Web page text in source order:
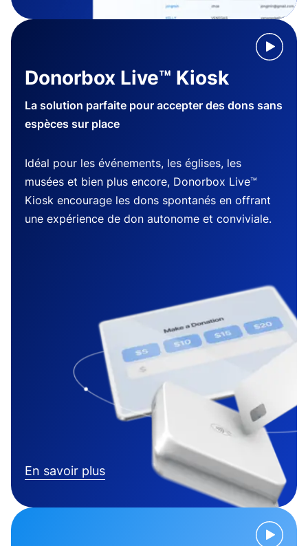
Donorbox Live™ Kiosk
La solution parfaite pour accepter des dons sans
espèces sur place
Idéal pour les événements, les églises, les
musées et bien plus encore, Donorbox Live™
Kiosk encourage les dons spontanés en offrant
une expérience de don autonome et conviviale.
En savoir plus